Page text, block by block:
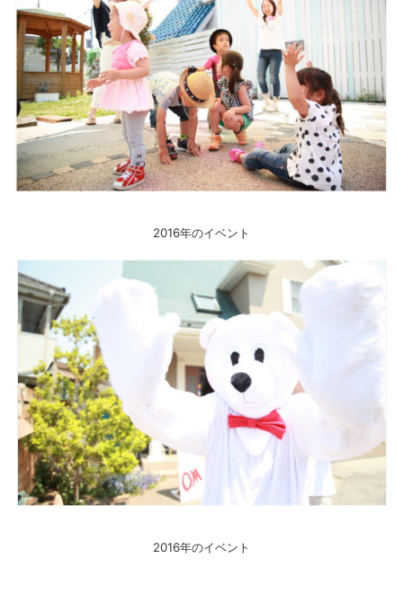
2016年のイベント
2016年のイベント